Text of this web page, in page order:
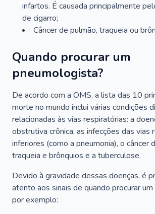
infartos. É causada principalmente
de cigarro;
Câncer de pulmão, traqueia ou
Quando procurar um
pneumologista?
De acordo com a OMS, a lista das 10
morte no mundo inclui várias condições
relacionadas às vias respiratórias: a
obstrutiva crônica, as infecções das vias
inferiores (como a pneumonia), o câncer
traqueia e brônquios e a tuberculose.
Devido à gravidade dessas doenças, é
atento aos sinais de quando procurar
por exemplo: